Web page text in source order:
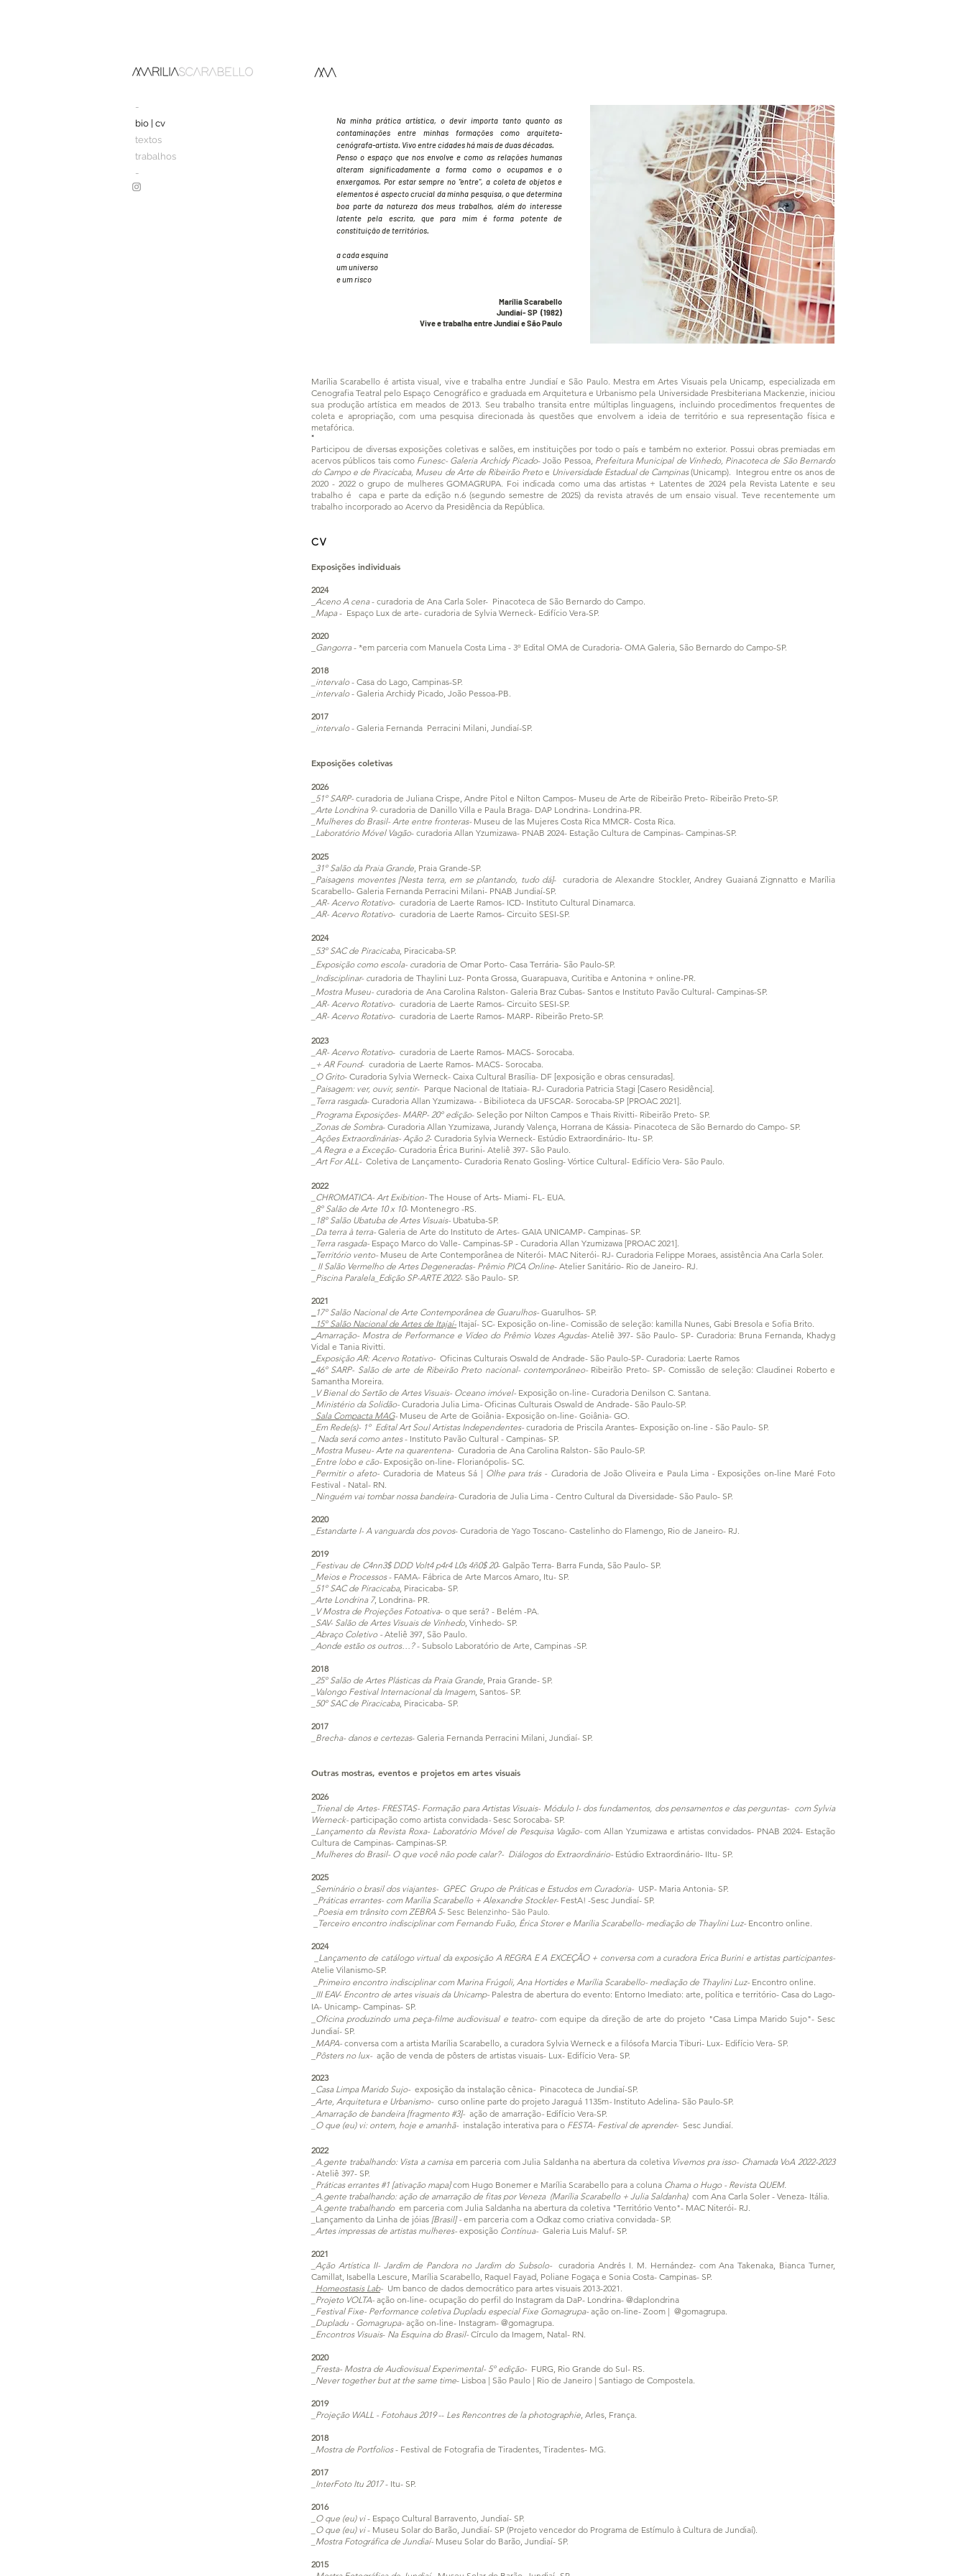
Na minha prática artística, o devir importa tanto quanto as
contaminações entre minhas formações como arquiteta-
cenógrafa-artista. Vivo entre cidades há mais de duas décadas.
Penso o espaço que nos envolve e como as relações humanas
alteram significadamente a forma como o ocupamos e o
enxergamos. Por estar sempre no "entre", a coleta de objetos e
elementos é aspecto crucial da minha pesquisa, o que determina
boa parte da natureza dos meus trabalhos, além do interesse
latente pela escrita, que para mim é forma potente de
constituição de territórios.
a cada esquina
um universo
e um risco
Marília Scarabello
Jundiaí- SP (1982)
Vive e trabalha entre Jundiaí e São Paulo
Marília Scarabello é artista visual, vive e trabalha entre Jundiaí e São Paulo. Mestra em Artes Visuais pela Unicamp, especializada em
Cenografia Teatral pelo Espaço Cenográfico e graduada em Arquitetura e Urbanismo pela Universidade Presbiteriana Mackenzie, iniciou
sua produção artística em meados de 2013. Seu trabalho transita entre múltiplas linguagens, incluindo procedimentos frequentes de
coleta e apropriação, com uma pesquisa direcionada às questões que envolvem a ideia de território e sua representação física e
metafórica.
*
Participou de diversas exposições coletivas e salões, em instituições por todo o país e também no exterior. Possui obras premiadas em
acervos públicos tais como Funesc- Galeria Archidy Picado- João Pessoa, Prefeitura Municipal de Vinhedo, Pinacoteca de São Bernardo
do Campo e de Piracicaba, Museu de Arte de Ribeirão Pretoe Universidade Estadual de Campinas(Unicamp). Integrou entre os anos de
2020 - 2022 o grupo de mulheres GOMAGRUPA. Foi indicada como uma das artistas + Latentes de 2024 pela Revista Latente e seu
trabalho é capa e parte da edição n.6 (segundo semestre de 2025) da revista através de um ensaio visual. Teve recentemente um
trabalho incorporado ao Acervo da Presidência da República.
CV
Exposições individuais
2024
Aceno A cena- curadoria de Ana Carla Soler- Pinacoteca de São Bernardo do Campo.
Mapa- Espaço Lux de arte- curadoria de Sylvia Werneck- Edifício Vera-SP.
2020
Gangorra- *em parceria com Manuela Costa Lima - 3º Edital OMA de Curadoria- OMA Galeria, São Bernardo do Campo-SP.
2018
_intervalo- Casa do Lago, Campinas-SP.
_intervalo- Galeria Archidy Picado, João Pessoa-PB.
2017
_intervalo- Galeria Fernanda Perracini Milani, Jundiaí-SP.
Exposições coletivas
2026
51º SARP- curadoria de Juliana Crispe, Andre Pitol e Nilton Campos- Museu de Arte de Ribeirão Preto- Ribeirão Preto-SP.
_Arte Londrina 9- curadoria de Danillo Villa e Paula Braga- DAP Londrina- Londrina-PR.
_Mulheres do Brasil- Arte entre fronteras- Museu de las Mujeres Costa Rica MMCR- Costa Rica.
_Laboratório Móvel Vagão- curadoria Allan Yzumizawa- PNAB 2024- Estação Cultura de Campinas- Campinas-SP.
2025
_31º Salão da Praia Grande, Praia Grande-SP.
_Paisagens moventes [Nesta terra, em se plantando, tudo dá]- curadoria de Alexandre Stockler, Andrey Guaianá Zignnatto e Marília
Scarabello- Galeria Fernanda Perracini Milani- PNAB Jundiaí-SP.
_AR- Acervo Rotativo- curadoria de Laerte Ramos- ICD- Instituto Cultural Dinamarca.
_AR- Acervo Rotativo- curadoria de Laerte Ramos- Circuito SESI-SP.
2024
53º SAC de Piracicaba, Piracicaba-SP.
_Exposição como escola- curadoria de Omar Porto- Casa Terrária- São Paulo-SP.
Indisciplinar- curadoria de Thaylini Luz- Ponta Grossa, Guarapuava, Curitiba e Antonina + online-PR.
Mostra Museu- curadoria de Ana Carolina Ralston- Galeria Braz Cubas- Santos e Instituto Pavão Cultural- Campinas-SP.
_AR- Acervo Rotativo- curadoria de Laerte Ramos- Circuito SESI-SP.
_AR- Acervo Rotativo- curadoria de Laerte Ramos- MARP- Ribeirão Preto-SP.
2023
_AR- Acervo Rotativo- curadoria de Laerte Ramos- MACS- Sorocaba.
_+ AR Found- curadoria de Laerte Ramos- MACS- Sorocaba.
_O Grito- Curadoria Sylvia Werneck- Caixa Cultural Brasília- DF [exposição e obras censuradas].
_Paisagem: ver, ouvir, sentir- Parque Nacional de Itatiaia- RJ- Curadoria Patricia Stagi [Casero Residência].
_Terra rasgada- Curadoria Allan Yzumizawa- - Bibilioteca da UFSCAR- Sorocaba-SP [PROAC 2021].
_Programa Exposições- MARP- 20º edição- Seleção por Nilton Campos e Thais Rivitti- Ribeirão Preto- SP.
_Zonas de Sombra- Curadoria Allan Yzumizawa, Jurandy Valença, Horrana de Kássia- Pinacoteca de São Bernardo do Campo- SP.
Ações Extraordinárias- Ação 2- Curadoria Sylvia Werneck- Estúdio Extraordinário- Itu- SP.
_A Regra e a Exceção- Curadoria Érica Burini- Ateliê 397- São Paulo.
Art For ALL- Coletiva de Lançamento- Curadoria Renato Gosling- Vórtice Cultural- Edifício Vera- São Paulo.
2022
_CHROMATICA- Art Exibition- The House of Arts- Miami- FL- EUA.
8º Salão de Arte 10 x 10- Montenegro -RS.
_18º Salão Ubatuba de Artes Visuais- Ubatuba-SP.
_Da terra à terra- Galeria de Arte do Instituto de Artes- GAIA UNICAMP- Campinas- SP.
_Terra rasgada- Espaço Marco do Valle- Campinas-SP - Curadoria Allan Yzumizawa [PROAC 2021].
Território vento- Museu de Arte Contemporânea de Niterói- MAC Niterói- RJ- Curadoria Felippe Moraes, assistência Ana Carla Soler.
II Salão Vermelho de Artes Degeneradas- Prêmio PICA Online- Atelier Sanitário- Rio de Janeiro- RJ.
Piscina Paralela_Edição SP-ARTE 2022- São Paulo- SP.
2021
17º Salão Nacional de Arte Contemporânea de Guarulhos- Guarulhos- SP.
15º Salão Nacional de Artes de Itajaí- Itajaí- SC- Exposição on-line- Comissão de seleção: kamilla Nunes, Gabi Bresola e Sofia Brito.
Amarração- Mostra de Performance e Vídeo do Prêmio Vozes Agudas-Ateliê 397- São Paulo- SP- Curadoria: Bruna Fernanda, Khadyg
Vidal e Tania Rivitti.
Exposição AR: Acervo Rotativo- Oficinas Culturais Oswald de Andrade- São Paulo-SP- Curadoria: Laerte Ramos
46º SARP- Salão de arte de Ribeirão Preto nacional- contemporâneo- Ribeirão Preto- SP- Comissão de seleção: Claudinei Roberto e
Samantha Moreira.
V Bienal do Sertão de Artes Visuais- Oceano imóvel- Exposição on-line- Curadoria Denilson C. Santana.
Ministério da Solidão- Curadoria Julia Lima- Oficinas Culturais Oswald de Andrade- São Paulo-SP.
Sala Compacta MAG- Museu de Arte de Goiânia- Exposição on-line- Goiânia- GO.
Em Rede(s)- 1º Edital Art Soul Artistas Independentes- curadoria de Priscila Arantes- Exposição on-line - São Paulo- SP.
Nada será como antes- Instituto Pavão Cultural - Campinas- SP.
Mostra Museu- Arte na quarentena- Curadoria de Ana Carolina Ralston- São Paulo-SP.
Entre lobo e cão- Exposição on-line- Florianópolis- SC.
Permitir o afeto- Curadoria de Mateus Sá | Olhe para trás - Curadoria de João Oliveira e Paula Lima- Exposições on-line Maré Foto
Festival - Natal- RN.
Ninguém vai tombar nossa bandeira- Curadoria de Julia Lima - Centro Cultural da Diversidade- São Paulo- SP.
2020
_Estandarte I- A vanguarda dos povos- Curadoria de Yago Toscano- Castelinho do Flamengo, Rio de Janeiro- RJ.
2019
_Festivau de C4nn3$ DDD Volt4 p4r4 L0s 4ñ0$ 20- Galpão Terra- Barra Funda, São Paulo- SP.
_Meios e Processos- FAMA- Fábrica de Arte Marcos Amaro, Itu- SP.
_51º SAC de Piracicaba, Piracicaba- SP.
_Arte Londrina 7, Londrina- PR.
_V Mostra de Projeções Fotoativa- o que será? - Belém -PA.
_SAV- Salão de Artes Visuais de Vinhedo, Vinhedo- SP.
_Abraço Coletivo - Ateliê 397, São Paulo.
_Aonde estão os outros…?- Subsolo Laboratório de Arte, Campinas -SP.
2018
_25º Salão de Artes Plásticas da Praia Grande, Praia Grande- SP.
_Valongo Festival Internacional da Imagem, Santos- SP.
_50º SAC de Piracicaba, Piracicaba- SP.
2017
_Brecha- danos e certezas- Galeria Fernanda Perracini Milani, Jundiaí- SP.
Outras mostras, eventos e projetos em artes visuais
2026
Trienal de Artes- FRESTAS- Formação para Artistas Visuais- Módulo I- dos fundamentos, dos pensamentos e das perguntas- com Sylvia
Werneck- participação como artista convidada- Sesc Sorocaba- SP.
Lançamento da Revista Roxa- Laboratório Móvel de Pesquisa Vagão-comAllan Yzumizawa e artistas convidados- PNAB 2024- Estação
Cultura de Campinas- Campinas-SP.
Mulheres do Brasil- O que você não pode calar?- Diálogos do Extraordinário- Estúdio Extraordinário- IItu- SP.
2025
Seminário o brasil dos viajantes- GPEC Grupo de Práticas e Estudos em Curadoria- USP- Maria Antonia- SP.
Práticas errantes- com Marília Scarabello + Alexandre Stockler- FestA! -Sesc Jundiaí- SP.
Poesia em trânsito com ZEBRA 5- Sesc Belenzinho- São Paulo.
Terceiro encontro indisciplinar com Fernando Fuão, Érica Storer e Marília Scarabello- mediação de Thaylini Luz- Encontro online.
2024
Lançamento de catálogo virtual da exposição A REGRA E A EXCEÇÃO + conversa com a curadora Erica Burini e artistas participantes-
Atelie Vilanismo-SP.
Primeiroencontro indisciplinar com Marina Frúgoli, Ana Hortides e Marília Scarabello- mediação de Thaylini Luz- Encontro online.
III EAV- Encontro de artes visuais da Unicamp- Palestra de abertura do evento: Entorno Imediato: arte, política e território- Casa do Lago-
IA- Unicamp- Campinas- SP.
Oficina produzindo uma peça-filme audiovisual e teatro- com equipe da direção de arte do projeto "Casa Limpa Marido Sujo"- Sesc
Jundiaí- SP.
MAPA- conversa com a artista Marília Scarabello, a curadora Sylvia Werneck e a filósofa Marcia Tiburi- Lux- Edifício Vera- SP.
Pôsters no lux- ação de venda de pôsters de artistas visuais- Lux- Edifício Vera- SP.
2023
Casa Limpa Marido Sujo- exposição da instalação cênica- Pinacoteca de Jundiaí-SP.
Arte, Arquitetura e Urbanismo- curso online parte do projeto Jaraguá 1135m- Instituto Adelina- São Paulo-SP.
Amarração de bandeira [fragmento #3]- ação de amarração- Edifício Vera-SP.
O que (eu) vi: ontem, hoje e amanhã- instalação interativa para o FESTA- Festival de aprender- Sesc Jundiaí.
2022
A.gente trabalhando: Vista a camisa em parceria com Julia Saldanha na abertura da coletiva Vivemos pra isso- Chamada VoA 2022-2023
- Ateliê 397- SP.
Práticas errantes #1 [ativação mapa]com Hugo Bonemer e Marília Scarabello para a coluna Chama o Hugo - Revista QUEM.
A.gente trabalhando: ação de amarração de fitas por Veneza (Marília Scarabello + Julia Saldanha) com Ana Carla Soler - Veneza- Itália.
_A.gente trabalhando em parceria com Julia Saldanha na abertura da coletiva "Território Vento"- MAC Niterói- RJ.
Lançamento da Linha de jóias [Brasil] - em parceria com a Odkaz como criativa convidada- SP.
_Artes impressas de artistas mulheres- exposição Contínua- Galeria Luis Maluf- SP.
2021
_Ação Artística II- Jardim de Pandora no Jardim do Subsolo- curadoria Andrés I. M. Hernández- com Ana Takenaka, Bianca Turner,
Camillat, Isabella Lescure, Marília Scarabello, Raquel Fayad, Poliane Fogaça e Sonia Costa- Campinas- SP.
Homeostasis Lab- Um banco de dados democrático para artes visuais 2013-2021.
_Projeto VOLTA- ação on-line- ocupação do perfil do Instagram da DaP- Londrina- @daplondrina
_Festival Fixe- Performance coletiva Dupladu especial Fixe Gomagrupa- ação on-line- Zoom | @gomagrupa.
_Dupladu - Gomagrupa- ação on-line- Instagram- @gomagrupa.
_Encontros Visuais- Na Esquina do Brasil- Círculo da Imagem, Natal- RN.
2020
Fresta- Mostra de Audiovisual Experimental- 5º edição- FURG, Rio Grande do Sul- RS.
Never together but at the same time- Lisboa | São Paulo | Rio de Janeiro | Santiago de Compostela.
2019
_Projeção WALL - Fotohaus 2019-- Les Rencontres de la photographie, Arles, França.
2018
_Mostra de Portfolios- Festival de Fotografia de Tiradentes, Tiradentes- MG.
2017
_InterFoto Itu 2017- Itu- SP.
2016
_O que (eu) vi- Espaço Cultural Barravento, Jundiaí- SP.
_O que (eu) vi- Museu Solar do Barão, Jundiaí- SP (Projeto vencedor do Programa de Estímulo à Cultura de Jundiaí).
_Mostra Fotográfica de Jundiaí- Museu Solar do Barão, Jundiaí- SP.
2015
-
bio | cv
textos
trabalhos
-